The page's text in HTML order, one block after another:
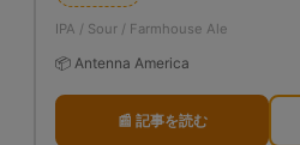
IPA / Sour / Farmhouse Ale
📦 Antenna America
📰 記事を読む